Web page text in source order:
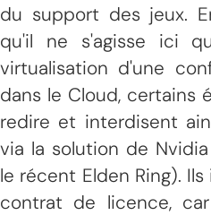
du support des jeux.
qu'il ne s'agisse ici
virtualisation d'une
dans le Cloud, certains
redire et interdisent
via la solution de
le récent Elden Ring).
contrat de licence,